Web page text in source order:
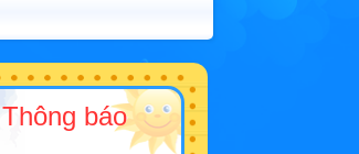
Thông báo